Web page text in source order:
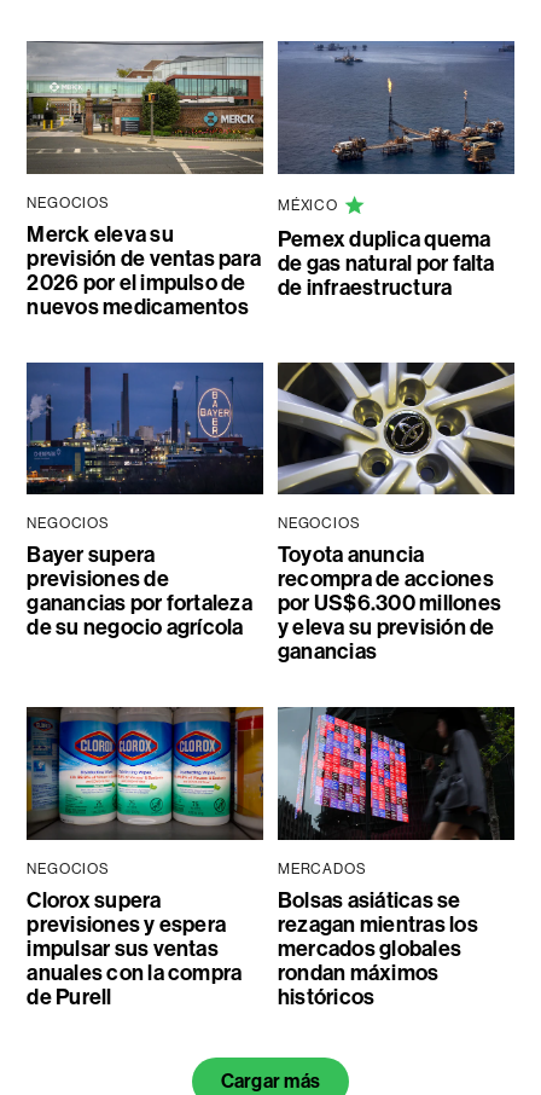
NEGOCIOS
Merck eleva su
previsión de ventas para
2026 por el impulso de
nuevos medicamentos
MÉXICO
Pemex duplica quema
de gas natural por falta
de infraestructura
NEGOCIOS
Bayer supera
previsiones de
ganancias por fortaleza
de su negocio agrícola
NEGOCIOS
Toyota anuncia
recompra de acciones
por US$6.300 millones
y eleva su previsión de
ganancias
NEGOCIOS
Clorox supera
previsiones y espera
impulsar sus ventas
anuales con la compra
de Purell
MERCADOS
Bolsas asiáticas se
rezagan mientras los
mercados globales
rondan máximos
históricos
Cargar más